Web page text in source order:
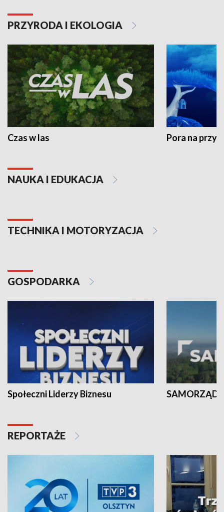
PRZYRODA I EKOLOGIA
Czas w las Pora na
NAUKA I EDUKACJA
TECHNIKA I MOTORYZACJA
GOSPODARKA
Społeczni Liderzy Biznesu SAMORZĄD
REPORTAŻE